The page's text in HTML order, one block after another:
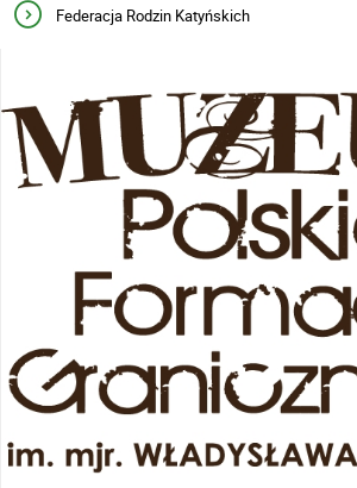
Federacja Rodzin Katyńskich